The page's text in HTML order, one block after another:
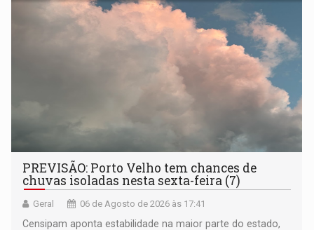
PREVISÃO: Porto Velho tem chances de
chuvas isoladas nesta sexta-feira (7)
Geral 06 de Agosto de 2026 às 17:41
Censipam aponta estabilidade na maior parte do estado,